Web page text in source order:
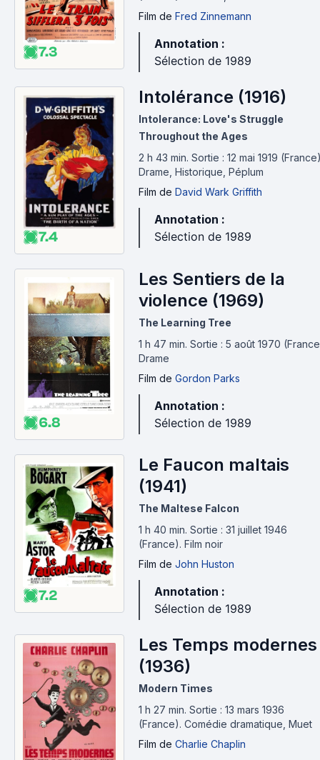
7.3
Film de Fred Zinnemann
Annotation :
Sélection de 1989
7.4
Intolérance (1916)
Intolerance: Love's Struggle
Throughout the Ages
2 h 43 min. Sortie : 12 mai 1919
Drame, Historique, Péplum
Film de David Wark Griffith
Annotation :
Sélection de 1989
6.8
Les Sentiers de la
violence (1969)
The Learning Tree
1 h 47 min. Sortie : 5 août 1970
Drame
Film de Gordon Parks
Annotation :
Sélection de 1989
7.2
Le Faucon maltais
(1941)
The Maltese Falcon
1 h 40 min. Sortie : 31 juillet 1946
(France). Film noir
Film de John Huston
Annotation :
Sélection de 1989
Les Temps modernes
(1936)
Modern Times
1 h 27 min. Sortie : 13 mars 1936
(France). Comédie dramatique, Muet
Film de Charlie Chaplin